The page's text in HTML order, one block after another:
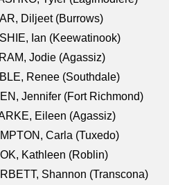
Diljeet (Burrows)
Ian (Keewatinook)
Jodie (Agassiz)
Renee (Southdale)
Jennifer (Fort Richmond)
Eileen (Agassiz)
Carla (Tuxedo)
Kathleen (Roblin)
Shannon (Transcona)